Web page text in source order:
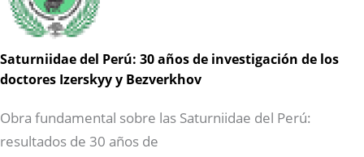
Saturniidae del Perú: 30 años de investigación de los
doctores Izerskyy y Bezverkhov
Obra fundamental sobre las Saturniidae del Perú:
resultados de 30 años de